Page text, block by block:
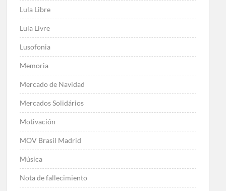
Lula Libre
Lula Livre
Lusofonia
Memoria
Mercado de Navidad
Mercados Solidários
Motivación
MOV Brasil Madrid
Música
Nota de fallecimiento